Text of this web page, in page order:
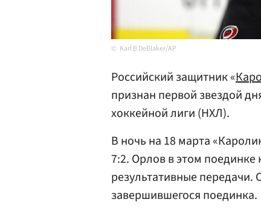
Karl B DeBlaker/AP
Российский защитник «
признан первой звездой
хоккейной лиги (НХЛ).
В ночь на 18 марта
7:2. Орлов в этом поединке
результативные
завершившегося поединка.